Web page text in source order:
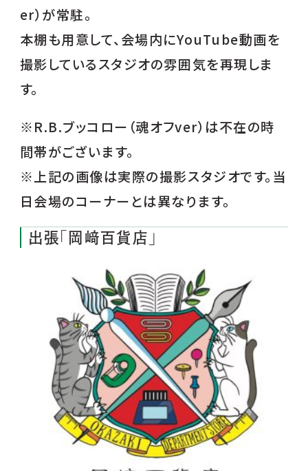
er）が常駐。
本棚も用意して、会場内にYouTube動画を
撮影しているスタジオの雰囲気を再現しま
す。
※R.B.ブッコロー（魂オフver）は不在の時
間帯がございます。
※上記の画像は実際の撮影スタジオです。当
日会場のコーナーとは異なります。
出張「岡﨑百貨店」